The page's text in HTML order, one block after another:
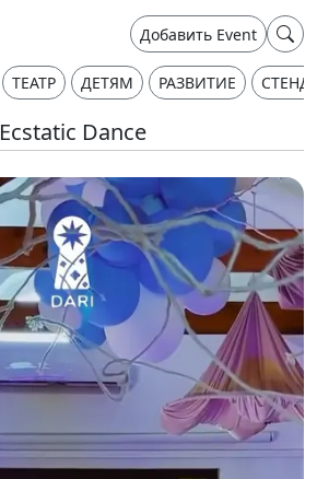
Добавить Event
ТЕАТР ДЕТЯМ РАЗВИТИЕ
Ecstatic Dance